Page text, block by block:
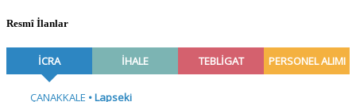
Resmî İlanlar